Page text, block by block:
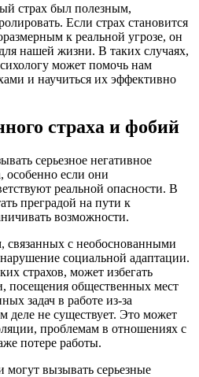
страх был полезным,
Если страх становится
к реальной угрозе, он
нашей жизни. В таких случаях,
может помочь нам
и научиться их эффективно
страха и фобий
серьезное негативное
особенно если они
реальной опасности. В
преградой на пути к
возможности.
связанных с необоснованными
социальной адаптации.
страхов, может избегать
посещения общественных мест
задач в работе из-за
деле не существует. Это может
проблемам в отношениях с
потере работы.
вызывать серьезные